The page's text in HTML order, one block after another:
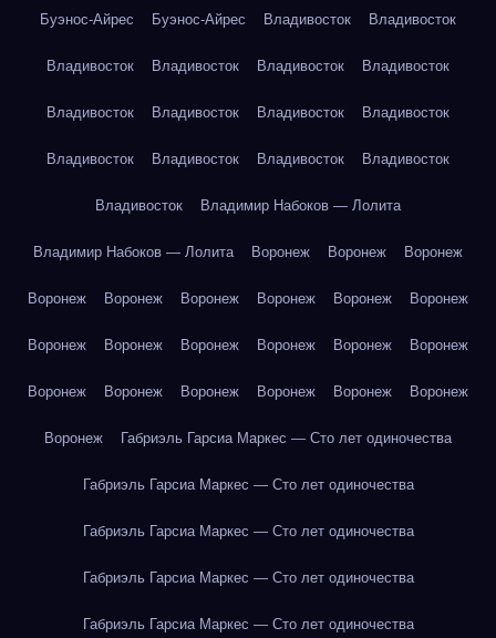
Буэнос-Айрес Буэнос-Айрес Владивосток Владивосток
Владивосток Владивосток Владивосток Владивосток
Владивосток Владивосток Владивосток Владивосток
Владивосток Владивосток Владивосток Владивосток
Владивосток Владимир Набоков — Лолита
Владимир Набоков — Лолита Воронеж Воронеж Воронеж
Воронеж Воронеж Воронеж Воронеж Воронеж Воронеж
Воронеж Воронеж Воронеж Воронеж Воронеж Воронеж
Воронеж Воронеж Воронеж Воронеж Воронеж Воронеж
Воронеж Габриэль Гарсиа Маркес — Сто лет одиночества
Габриэль Гарсиа Маркес — Сто лет одиночества
Габриэль Гарсиа Маркес — Сто лет одиночества
Габриэль Гарсиа Маркес — Сто лет одиночества
Габриэль Гарсиа Маркес — Сто лет одиночества